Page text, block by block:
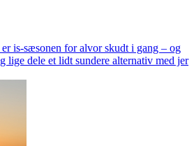
is-sæsonen for alvor skudt i gang – og
lige dele et lidt sundere alternativ med jer